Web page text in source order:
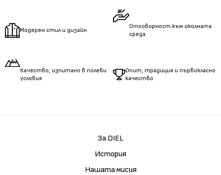
Модерен стил и дизайн
Отговорност към околната
среда
Качество, изпитано в полеви
условия
Опит, традиция и първокласно
качество
За DIEL
История
Нашата мисия